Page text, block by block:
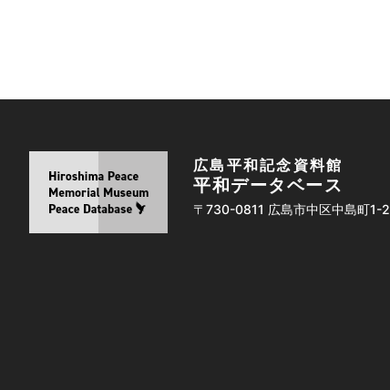
広島平和記念資料館
平和データベース
〒730-0811 広島市中区中島町1-2